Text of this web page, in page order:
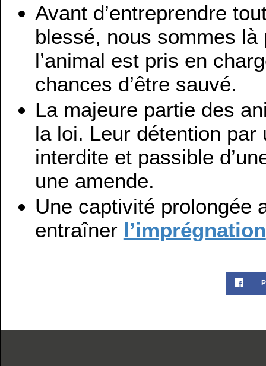
Avant d’entreprendre
blessé, nous sommes
l’animal est pris en
chances d’être sauvé.
La majeure partie des
la loi. Leur détention
interdite et passible
une amende.
Une captivité prolongée
entraîner l’imprégnation